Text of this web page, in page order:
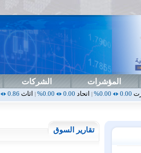
المؤشرات الشركات
|اتحاد0.00
|اثاث0.86
0.00%
|اثمار0.23
تقارير السوق